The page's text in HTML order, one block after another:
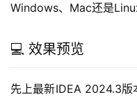
Windows、Mac还是
💻 效果预览
先上最新IDEA 2024.3版